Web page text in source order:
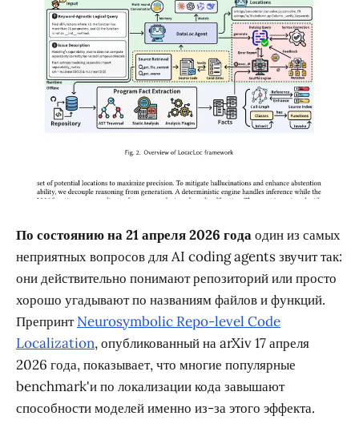
По состоянию на 21 апреля 2026 годаодин из самых
неприятных вопросов для AI coding agents звучит так:
они действительно понимают репозиторий или просто
хорошо угадывают по названиям файлов и функций.
ПрепринтNeurosymbolic Repo-level Code
Localization, опубликованный на arXiv 17 апреля
2026 года, показывает, что многие популярные
benchmark'и по локализации кода завышают
способности моделей именно из-за этого эффекта.